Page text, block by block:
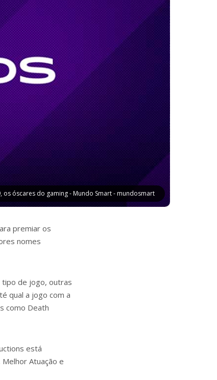
os óscares do gaming - Mundo Smart - mundosmart
premiar os
nomes
tipo de jogo, outras
qual a jogo com a
como Death
está
Atuação e